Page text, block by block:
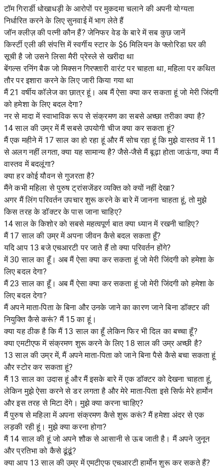
टॉम गिरार्डी धोखाधड़ी के आरोपों पर मुकदमा चलाने की अपनी योग्यता
निर्धारित करने के लिए सुनवाई में भाग लेते हैं
जॉन क्लीज़ की पत्नी कौन हैं? जेनिफर वेड के बारे में सब कुछ जानें
किर्स्टी एली की संपत्ति में स्वर्गीय स्टार के $6 मिलियन के फ्लोरिडा घर की
सूची है जो उसने लिसा मैरी प्रेस्ले से खरीदा था
बेंगल्स रनिंग बैक जो मिक्सन गिरफ्तारी वारंट पर चाहता था, महिला पर कथित
तौर पर इशारा करने के लिए जारी किया गया था
मैं 21 वर्षीय कॉलेज का छात्र हूं। अब मैं ऐसा क्या कर सकता हूं जो मेरी जिंदगी
को हमेशा के लिए बदल देगा?
नर से मादा में स्वाभाविक रूप से संक्रमण का सबसे अच्छा तरीका क्या है?
14 साल की उम्र में मैं सबसे उपयोगी चीज क्या कर सकता हूं?
मैं एक महीने में 17 साल का हो रहा हूं और मैं सोच रहा हूं कि मुझे वास्तव में 11
से अलग नहीं लगता, क्या यह सामान्य है? जैसे-जैसे मैं बूढ़ा होता जाऊंगा, क्या मैं
वास्तव में बदलूंगा?
क्या हर कोई यौवन से गुजरता है?
मैंने कभी महिला से पुरुष ट्रांसजेंडर व्यक्ति को क्यों नहीं देखा?
अगर मैं लिंग परिवर्तन उपचार शुरू करने के बारे में जानना चाहता हूं, तो मुझे
किस तरह के डॉक्टर के पास जाना चाहिए?
14 साल के किशोर को सबसे महत्वपूर्ण बात क्या ध्यान में रखनी चाहिए?
मैं 17 साल की उम्र में अपना जीवन कैसे बदल सकता हूँ?
यदि आप 13 बजे एचआरटी पर जाते हैं तो क्या परिवर्तन होंगे?
में 30 साल का हूँ। अब मैं ऐसा क्या कर सकता हूं जो मेरी जिंदगी को हमेशा के
लिए बदल देगा?
मैं 23 साल का हूँ। अब मैं ऐसा क्या कर सकता हूं जो मेरी जिंदगी को हमेशा के
लिए बदल देगा?
मैं अपने माता-पिता के बिना और उनके जाने का कारण जाने बिना डॉक्टर की
नियुक्ति कैसे करूं? मैं 15 का हूं।
क्या यह ठीक है कि मैं 13 साल का हूँ लेकिन फिर भी दिल का बच्चा हूँ?
क्या एमटीएफ में संक्रमण शुरू करने के लिए 18 साल की उम्र अच्छी है?
13 साल की उम्र में, मैं अपने माता-पिता को जाने बिना पैसे कैसे बचा सकता हूं
और स्टोर कर सकता हूं?
मैं 13 साल का उदास हूं और मैं इसके बारे में एक डॉक्टर को देखना चाहता हूं,
लेकिन मुझे ऐसा करने से डर लगता है और मेरे माता-पिता इसे सिर्फ मेरे हार्मोन
और इस तरह से मिटा देंगे। मुझे क्या करना चाहिए?
मैं पुरुष से महिला में अपना संक्रमण कैसे शुरू करूं? मैं हमेशा अंदर से एक
लड़की रही हूं। मुझे क्या करना होगा?
मैं 14 साल की हूं जो अपने शौक से आसानी से ऊब जाती है। मैं अपने जुनून
और प्रतिभा को कैसे ढूंढूं?
क्या आप 13 साल की उम्र में एमटीएफ एचआरटी हार्मोन शुरू कर सकते हैं?